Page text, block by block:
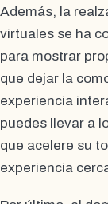
Además, la
virtuales se ha
para mostrar
que dejar la
experiencia
puedes llevar a
que acelere su
experiencia